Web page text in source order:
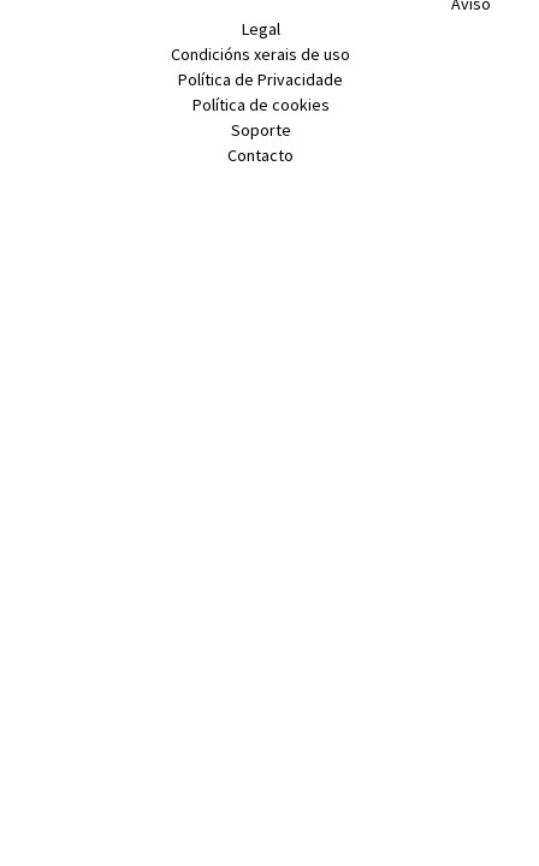
Legal
Condicións xerais de uso
Política de Privacidade
Política de cookies
Soporte
Contacto